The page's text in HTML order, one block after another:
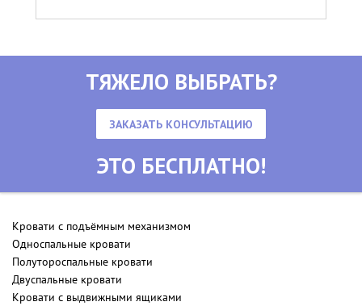
ТЯЖЕЛО ВЫБРАТЬ?
ЗАКАЗАТЬ КОНСУЛЬТАЦИЮ
ЭТО БЕСПЛАТНО!
Кровати с подъёмным механизмом
Односпальные кровати
Полутороспальные кровати
Двуспальные кровати
Кровати с выдвижными ящиками